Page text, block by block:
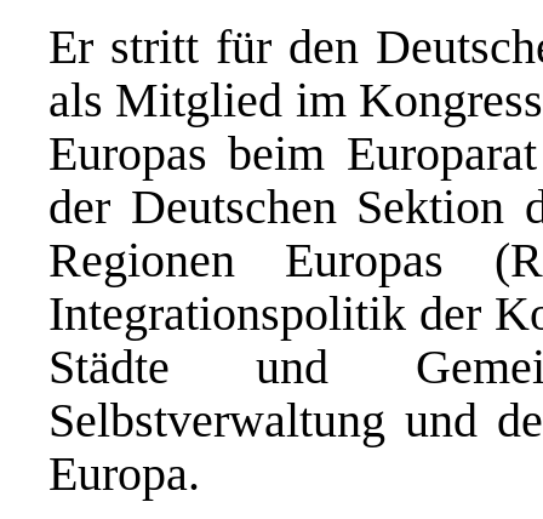
Er stritt für den
als Mitglied im
Europas beim
der Deutschen Sektion
Regionen Europas
Integrationspolitik der
Städte und
Selbstverwaltung und
Europa.